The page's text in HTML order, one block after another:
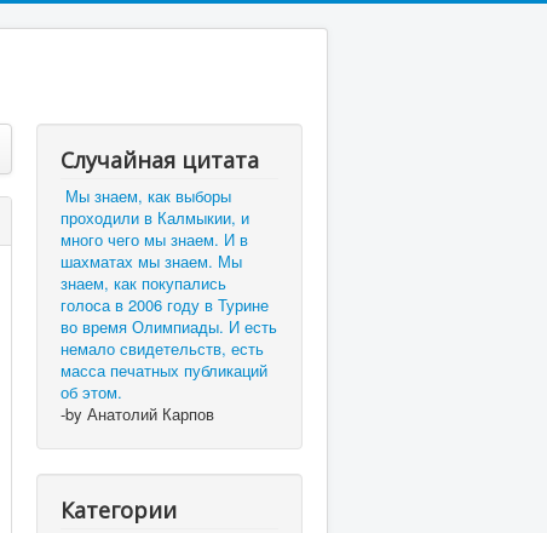
Случайная цитата
Мы знаем, как выборы
проходили в Калмыкии, и
много чего мы знаем. И в
шахматах мы знаем. Мы
знаем, как покупались
голоса в 2006 году в Турине
во время Олимпиады. И есть
немало свидетельств, есть
масса печатных публикаций
об этом.
-by Анатолий Карпов
Категории